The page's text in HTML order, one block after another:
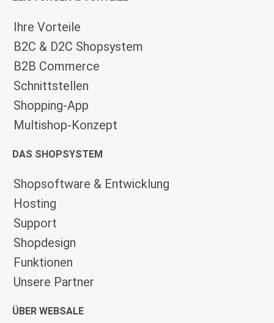
Ihre Vorteile
B2C & D2C Shopsystem
B2B Commerce
Schnittstellen
Shopping-App
Multishop-Konzept
DAS SHOPSYSTEM
Shopsoftware & Entwicklung
Hosting
Support
Shopdesign
Funktionen
Unsere Partner
ÜBER WEBSALE